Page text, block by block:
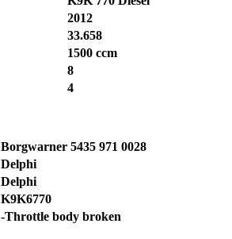
2012
33.658
1500 ccm
8
4
Borgwarner 5435 971 0028
Delphi
Delphi
K9K6770
-Throttle body broken